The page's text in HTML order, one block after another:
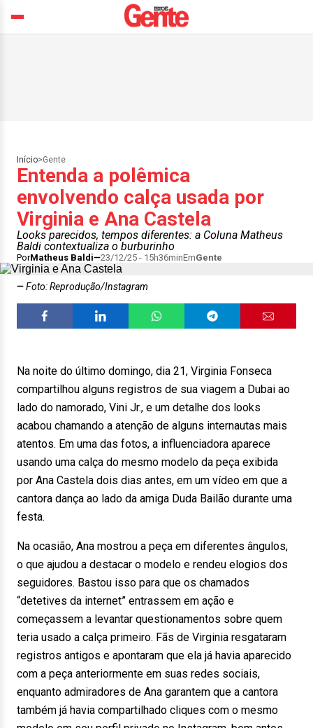
Início>Gente
Entenda a polêmica
envolvendo calça usada por
Virginia e Ana Castela
Looks parecidos, tempos diferentes: a Coluna Matheus
Baldi contextualiza o burburinho
PorMatheus Baldi 23/12/25 - 15h36minEmGente
Foto: Reprodução/Instagram
Na noite do último domingo, dia 21, Virginia Fonseca
compartilhou alguns registros de sua viagem a Dubai ao
lado do namorado, Vini Jr., e um detalhe dos looks
acabou chamando a atenção de alguns internautas mais
atentos. Em uma das fotos, a influenciadora aparece
usando uma calça do mesmo modelo da peça exibida
por Ana Castela dois dias antes, em um vídeo em que a
cantora dança ao lado da amiga Duda Bailão durante uma
festa.
Na ocasião, Ana mostrou a peça em diferentes ângulos,
o que ajudou a destacar o modelo e rendeu elogios dos
seguidores. Bastou isso para que os chamados
“detetives da internet” entrassem em ação e
começassem a levantar questionamentos sobre quem
teria usado a calça primeiro. Fãs de Virginia resgataram
registros antigos e apontaram que ela já havia aparecido
com a peça anteriormente em suas redes sociais,
enquanto admiradores de Ana garantem que a cantora
também já havia compartilhado cliques com o mesmo